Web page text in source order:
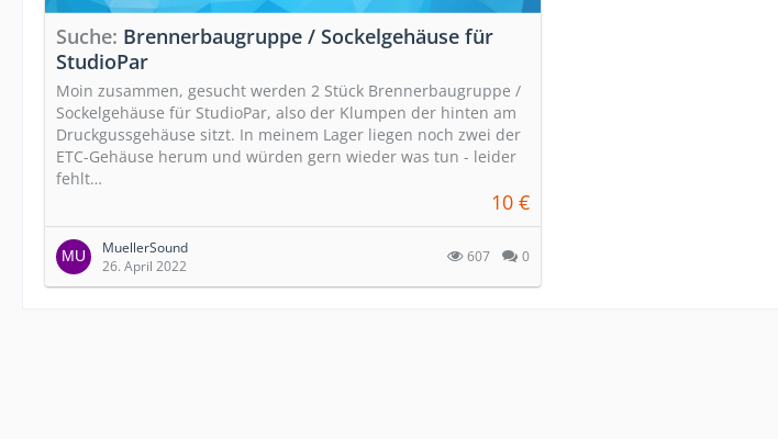
Suche Brennerbaugruppe / Sockelgehäuse für
StudioPar
Moin zusammen, gesucht werden 2 Stück Brennerbaugruppe /
Sockelgehäuse für StudioPar, also der Klumpen der hinten am
Druckgussgehäuse sitzt. In meinem Lager liegen noch zwei der
ETC-Gehäuse herum und würden gern wieder was tun - leider
fehlt…
10 €
MuellerSound
26. April 2022
607 0